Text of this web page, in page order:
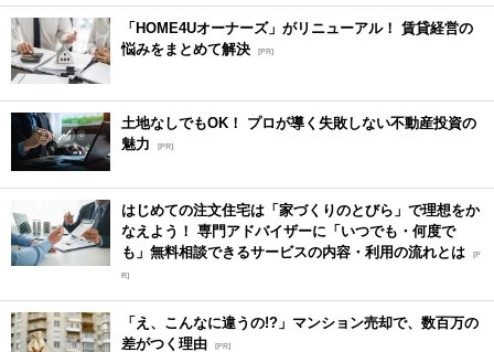
「HOME4Uオーナーズ」がリニューアル！ 賃貸経営の
悩みをまとめて解決 [PR]
土地なしでもOK！ プロが導く失敗しない不動産投資の
魅力
[PR]
はじめての注文住宅は「家づくりのとびら」で理想をか
なえよう！ 専門アドバイザーに「いつでも・何度で
も」無料相談できるサービスの内容・利用の流れとは [P
R]
「え、こんなに違うの!?」マンション売却で、数百万の
差がつく理由 [PR]